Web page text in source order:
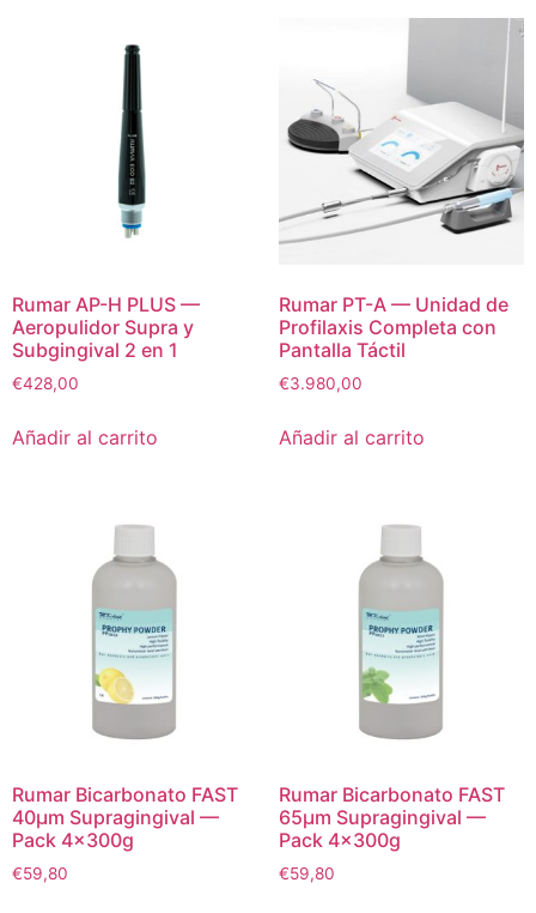
Rumar AP-H PLUS —
Aeropulidor Supra y
Subgingival 2 en 1
€428,00
Añadir al carrito
Rumar PT-A — Unidad de
Profilaxis Completa con
Pantalla Táctil
€3.980,00
Añadir al carrito
Rumar Bicarbonato FAST
40μm Supragingival —
Pack 4×300g
€59,80
Rumar Bicarbonato FAST
65μm Supragingival —
Pack 4×300g
€59,80